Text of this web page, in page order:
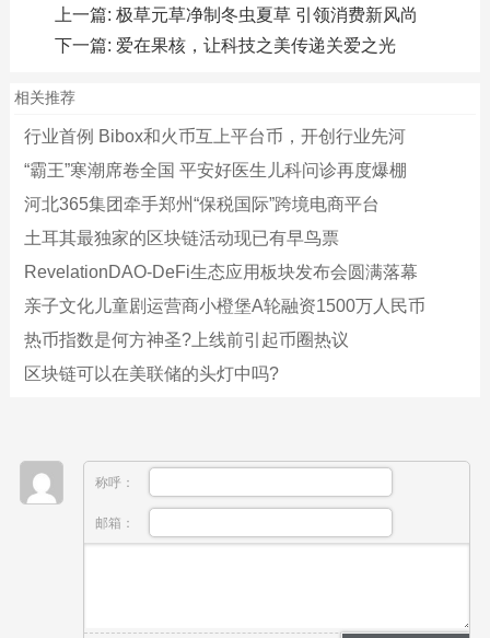
上一篇: 极草元草净制冬虫夏草 引领消费新风尚
下一篇: 爱在果核，让科技之美传递关爱之光
相关推荐
行业首例 Bibox和火币互上平台币，开创行业先河
“霸王”寒潮席卷全国 平安好医生儿科问诊再度爆棚
河北365集团牵手郑州“保税国际”跨境电商平台
土耳其最独家的区块链活动现已有早鸟票
RevelationDAO-DeFi生态应用板块发布会圆满落幕
亲子文化儿童剧运营商小橙堡A轮融资1500万人民币
热币指数是何方神圣?上线前引起币圈热议
区块链可以在美联储的头灯中吗?
称呼：
邮箱：